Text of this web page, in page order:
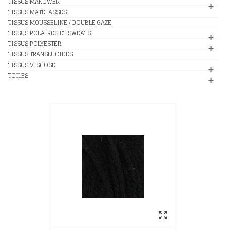
TISSUS MATELASSES
TISSUS MOUSSELINE / DOUBLE GAZE
TISSUS POLAIRES ET SWEATS
TISSUS POLYESTER
TISSUS TRANSLUCIDES
TISSUS VISCOSE
TOILES